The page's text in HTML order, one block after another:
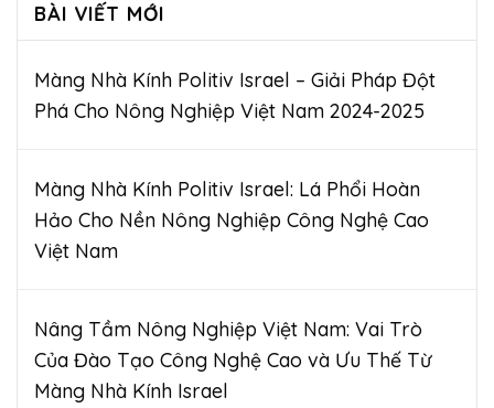
BÀI VIẾT MỚI
Màng Nhà Kính Politiv Israel – Giải Pháp Đột
Phá Cho Nông Nghiệp Việt Nam 2024-2025
Màng Nhà Kính Politiv Israel: Lá Phổi Hoàn
Hảo Cho Nền Nông Nghiệp Công Nghệ Cao
Việt Nam
Nâng Tầm Nông Nghiệp Việt Nam: Vai Trò
Của Đào Tạo Công Nghệ Cao và Ưu Thế Từ
Màng Nhà Kính Israel